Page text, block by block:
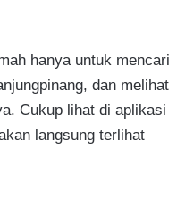
hanya untuk mencari
dan melihat
Cukup lihat di aplikasi
langsung terlihat